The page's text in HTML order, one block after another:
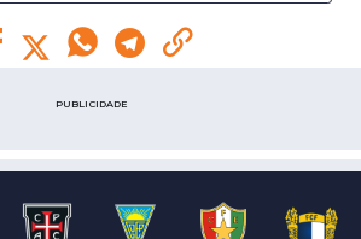
PUBLICIDADE